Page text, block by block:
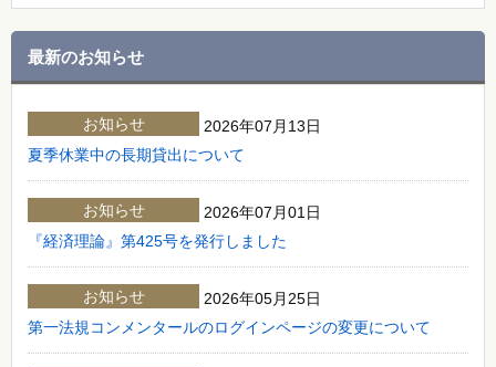
最新のお知らせ
お知らせ
2026年07月13日
夏季休業中の長期貸出について
お知らせ
2026年07月01日
『経済理論』第425号を発行しました
お知らせ
2026年05月25日
第一法規コンメンタールのログインページの変更について